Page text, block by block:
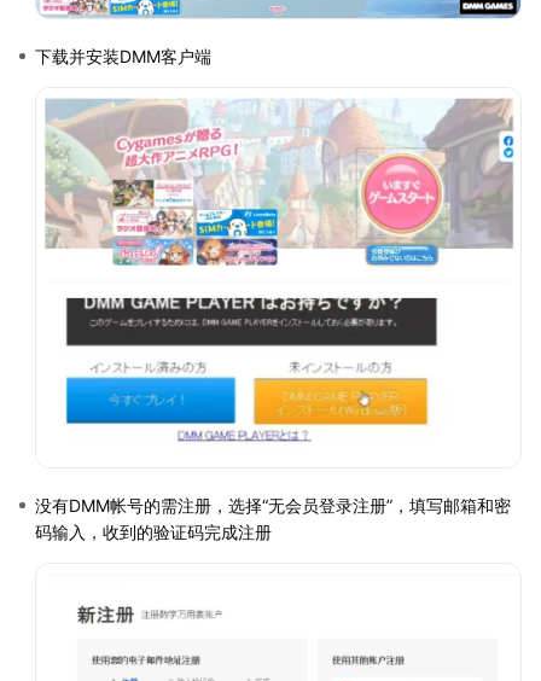
下载并安装DMM客户端
没有DMM帐号的需注册，选择“无会员登录注册”，填写邮箱和密
码输入，收到的验证码完成注册